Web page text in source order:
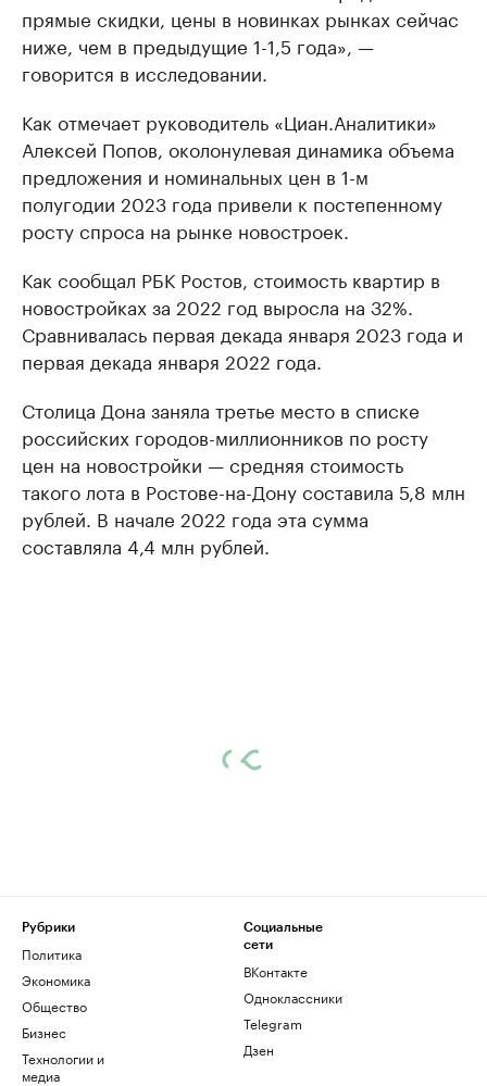
прямые скидки, цены в новинках рынках сейчас
ниже, чем в предыдущие 1-1,5 года», —
говорится в исследовании.
Как отмечает руководитель «Циан.Аналитики»
Алексей Попов, околонулевая динамика объема
предложения и номинальных цен в 1-м
полугодии 2023 года привели к постепенному
росту спроса на рынке новостроек.
Как сообщал РБК Ростов, стоимость квартир в
новостройках за 2022 год выросла на 32%.
Сравнивалась первая декада января 2023 года и
первая декада января 2022 года.
Столица Дона заняла третье место в списке
российских городов-миллионников по росту
цен на новостройки — средняя стоимость
такого лота в Ростове-на-Дону составила 5,8 млн
рублей. В начале 2022 года эта сумма
составляла 4,4 млн рублей.
Рубрики
Политика
Экономика
Общество
Бизнес
Технологии и
медиа
Социальные
сети
ВКонтакте
Одноклассники
Telegram
Дзен